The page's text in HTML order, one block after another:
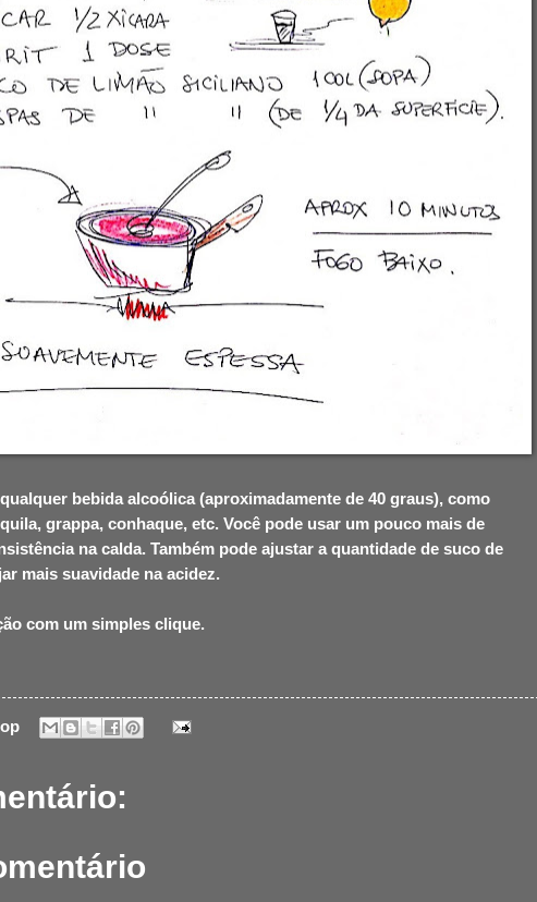
bebida alcoólica (aproximadamente de 40 graus), como
grappa, conhaque, etc. Você pode usar um pouco mais de
na calda. Também pode ajustar a quantidade de suco de
mais suavidade na acidez.
com um simples clique.